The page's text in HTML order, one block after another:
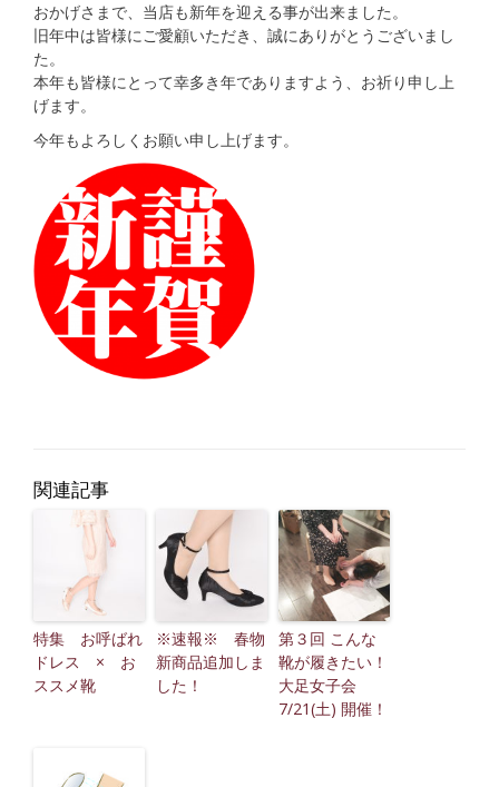
おかげさまで、当店も新年を迎える事が出来ました。
旧年中は皆様にご愛顧いただき、誠にありがとうございまし
た。
本年も皆様にとって幸多き年でありますよう、お祈り申し上
げます。
今年もよろしくお願い申し上げます。
関連記事
特集 お呼ばれ
ドレス × お
ススメ靴
※速報※ 春物
新商品追加しま
した！
第３回 こんな
靴が履きたい！
大足女子会
7/21(土) 開催！